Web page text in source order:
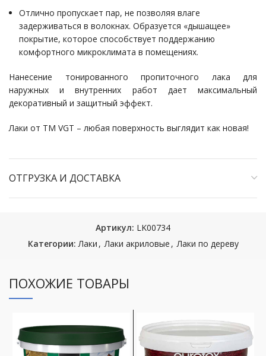
Отлично пропускает пар, не позволяя влаге
задерживаться в волокнах. Образуется «дышащее»
покрытие, которое способствует поддержанию
комфортного микроклимата в помещениях.
Нанесение тонированного пропиточного лака для
наружных и внутренних работ дает максимальный
декоративный и защитный эффект.
Лаки от ТМ VGT – любая поверхность выглядит как новая!
ОТГРУЗКА И ДОСТАВКА
Артикул: LK00734
Категории: Лаки , Лаки акриловые , Лаки по дереву
ПОХОЖИЕ ТОВАРЫ